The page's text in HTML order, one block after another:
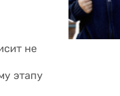
не
этапу